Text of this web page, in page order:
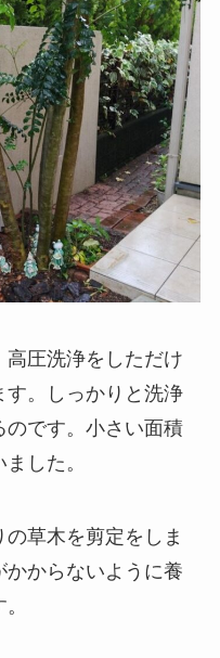
高圧洗浄をしただけ
す。しっかりと洗浄
のです。小さい面積
した。
草木を剪定をしま
からないように養